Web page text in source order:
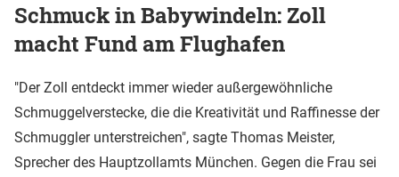
Schmuck in Babywindeln: Zoll
macht Fund am Flughafen
"Der Zoll entdeckt immer wieder außergewöhnliche
Schmuggelverstecke, die die Kreativität und Raffinesse der
Schmuggler unterstreichen", sagte Thomas Meister,
Sprecher des Hauptzollamts München. Gegen die Frau sei